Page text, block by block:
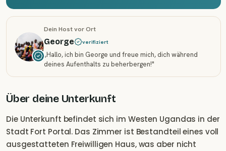
Dein Host vor Ort
George verifiziert
„Hallo, ich bin George und freue mich, dich während
deines Aufenthalts zu beherbergen!"
Über deine Unterkunft
Die Unterkunft befindet sich im Westen Ugandas in der
Stadt Fort Portal. Das Zimmer ist Bestandteil eines voll
ausgestatteten Freiwilligen Haus, was aber nicht